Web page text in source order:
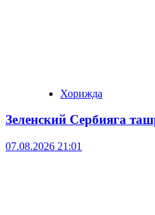
Хорижда
Зеленский Сербияга
07.08.2026 21:01